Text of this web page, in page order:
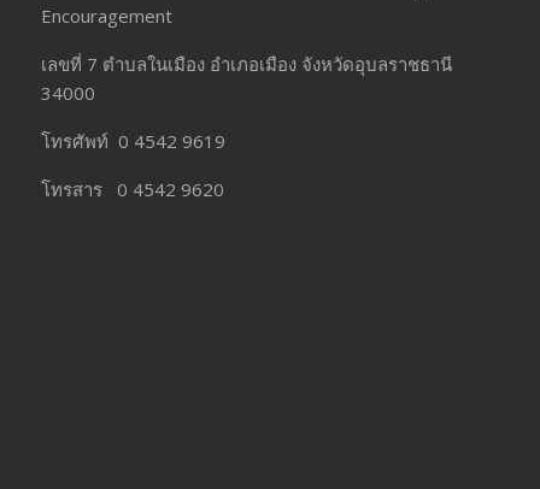
Encouragement
เลขที่ 7 ตำบลในเมือง อำเภอเมือง จังหวัดอุบลราชธานี
34000
โทรศัพท์ 0 4542 9619
โทรสาร 0 4542 9620